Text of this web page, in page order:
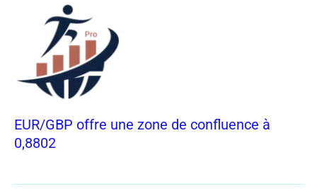
EUR/GBP offre une zone de confluence à
0,8802